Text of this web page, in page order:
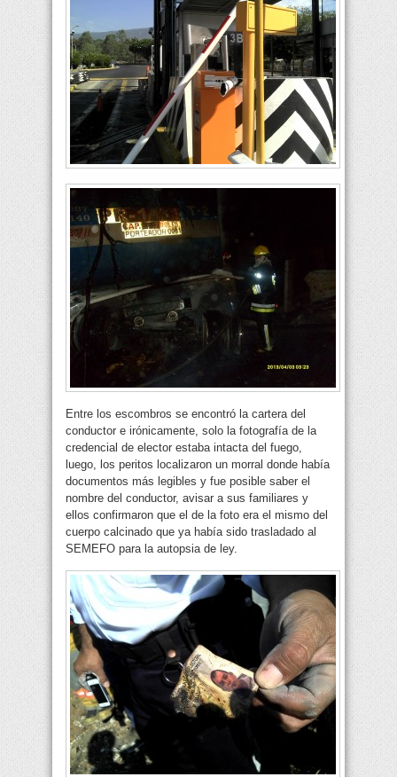
Entre los escombros se encontró la cartera del
conductor e irónicamente, solo la fotografía de la
credencial de elector estaba intacta del fuego,
luego, los peritos localizaron un morral donde había
documentos más legibles y fue posible saber el
nombre del conductor, avisar a sus familiares y
ellos confirmaron que el de la foto era el mismo del
cuerpo calcinado que ya había sido trasladado al
SEMEFO para la autopsia de ley.